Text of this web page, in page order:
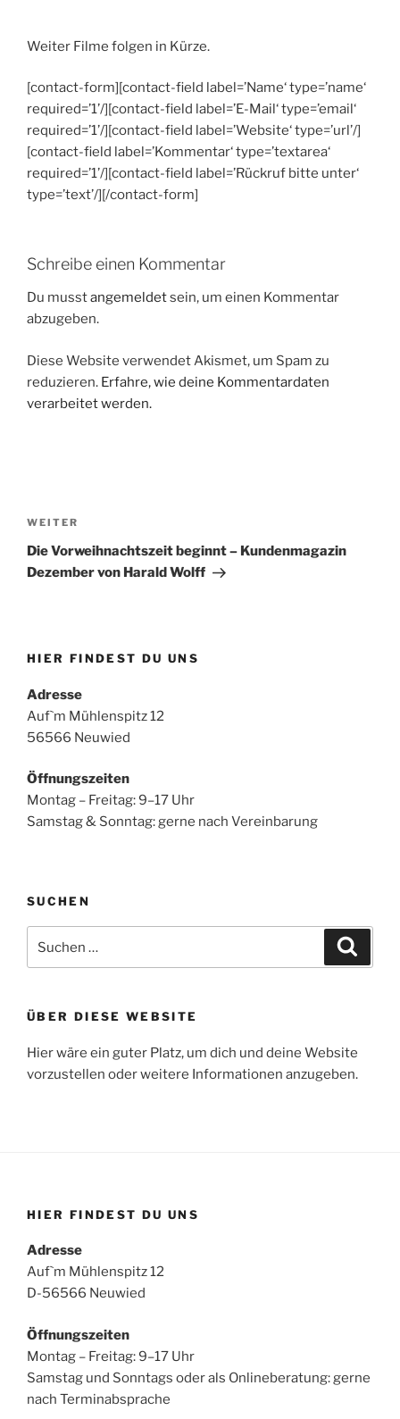
Weiter Filme folgen in Kürze.
[contact-form][contact-field label=’Name‘ type=’name‘
required=’1’/][contact-field label=’E-Mail‘ type=’email‘
required=’1’/][contact-field label=’Website‘ type=’url’/]
[contact-field label=’Kommentar‘ type=’textarea‘
required=’1’/][contact-field label=’Rückruf bitte unter‘
type=’text’/][/contact-form]
Schreibe einen Kommentar
Du musstangemeldetsein, um einen Kommentar
abzugeben.
Diese Website verwendet Akismet, um Spam zu
reduzieren. Erfahre, wie deine Kommentardaten
verarbeitet werden.
Nächster
Beitrag
WEITER
Die Vorweihnachtszeit beginnt – Kundenmagazin
Dezember von Harald Wolff
HIER FINDEST DU UNS
Adresse
Auf`m Mühlenspitz 12
56566 Neuwied
Öffnungszeiten
Montag – Freitag: 9–17 Uhr
Samstag & Sonntag: gerne nach Vereinbarung
SUCHEN
nach:
ÜBER DIESE WEBSITE
Hier wäre ein guter Platz, um dich und deine Website
vorzustellen oder weitere Informationen anzugeben.
HIER FINDEST DU UNS
Adresse
Auf`m Mühlenspitz 12
D-56566 Neuwied
Öffnungszeiten
Montag – Freitag: 9–17 Uhr
Samstag und Sonntags oder als Onlineberatung: gerne
nach Terminabsprache